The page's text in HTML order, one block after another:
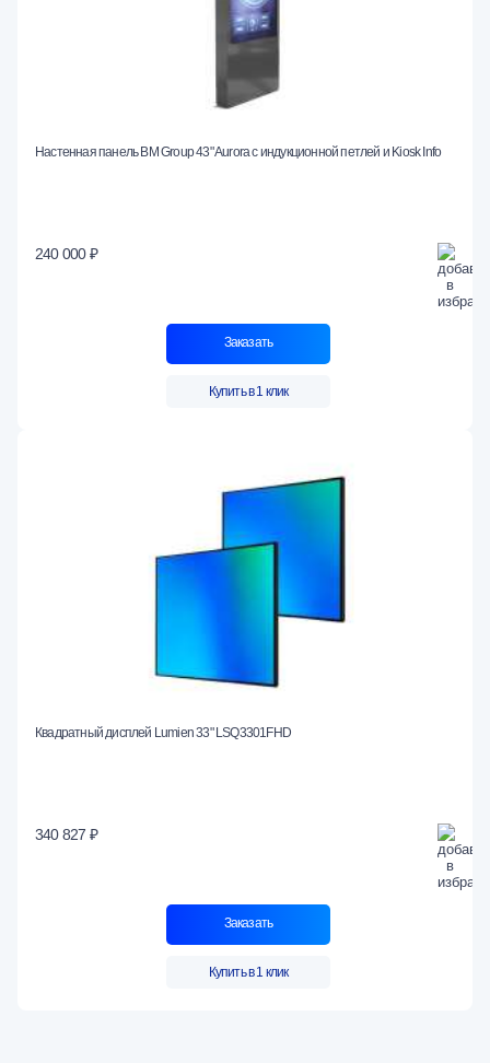
Настенная панель BM Group 43" Aurora с индукционной петлей и Kiosk Info
240 000 ₽
Заказать
Купить в 1 клик
Квадратный дисплей Lumien 33" LSQ3301FHD
340 827 ₽
Заказать
Купить в 1 клик